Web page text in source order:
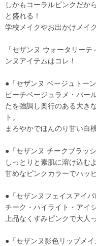
しかもコーラルピンクだか
と盛れる！
学校メイクやお出かけメイ
「セザンヌ ウォータリー
ンヌアイテムはコレ！
●「セザンヌ ベージュトー
ピーチベージュラメ・パー
たを強調し奥行のある大き
ト。
まろやかでほんのり甘い白
●「セザンヌ チークブラッ
しっとりと素肌に溶け込む
甘めなピンクカラーでハッ
●「セザンヌフェイスアイ
チーク・ハイライト・アイ
上品なくすみピンクで大人
●「セザンヌ影色リップメ